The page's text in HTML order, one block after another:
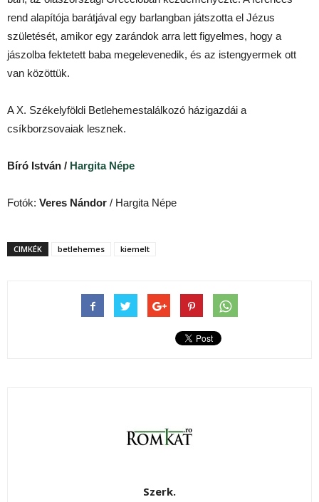
rend alapítója barátjával egy barlangban játszotta el Jézus
születését, amikor egy zarándok arra lett figyelmes, hogy a
jászolba fektetett baba megelevenedik, és az istengyermek ott
van közöttük.
A X. Székelyföldi Betlehemestalálkozó házigazdái a
csíkborzsovaiak lesznek.
Bíró István / Hargita Népe
Fotók: Veres Nándor / Hargita Népe
CIMKÉK betlehemes kiemelt
Szerk.